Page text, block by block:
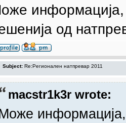
информација,
од
Subject: Re:Регионален натпревар 2011
macstr1k3r wrote:
информација,